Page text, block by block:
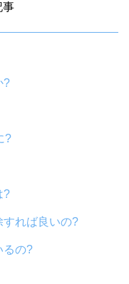
事
?
?
?
すれば良いの?
るの?